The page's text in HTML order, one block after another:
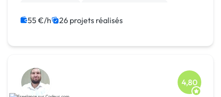
55 €/h 26 projets réalisés
4,80